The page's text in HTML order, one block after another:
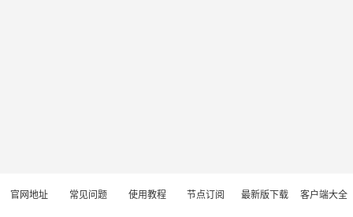
官网地址 常见问题 使用教程 节点订阅 最新版下载 客户端大全